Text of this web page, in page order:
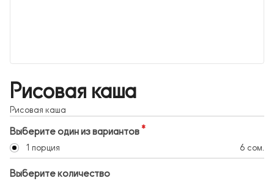
Рисовая каша
Рисовая каша
Выберите один из вариантов
1 порция 6 сом.
Выберите количество